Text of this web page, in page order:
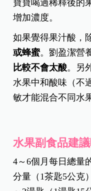
寶寶喝過稀釋後的
增加濃度。
如果覺得果汁酸，
或蜂蜜。劉盈潔營
比較不會太酸。另
水果中和酸味（不
敏才能混合不同水
水果副食品建
4～6個月每日總量
分量（1茶匙5公克